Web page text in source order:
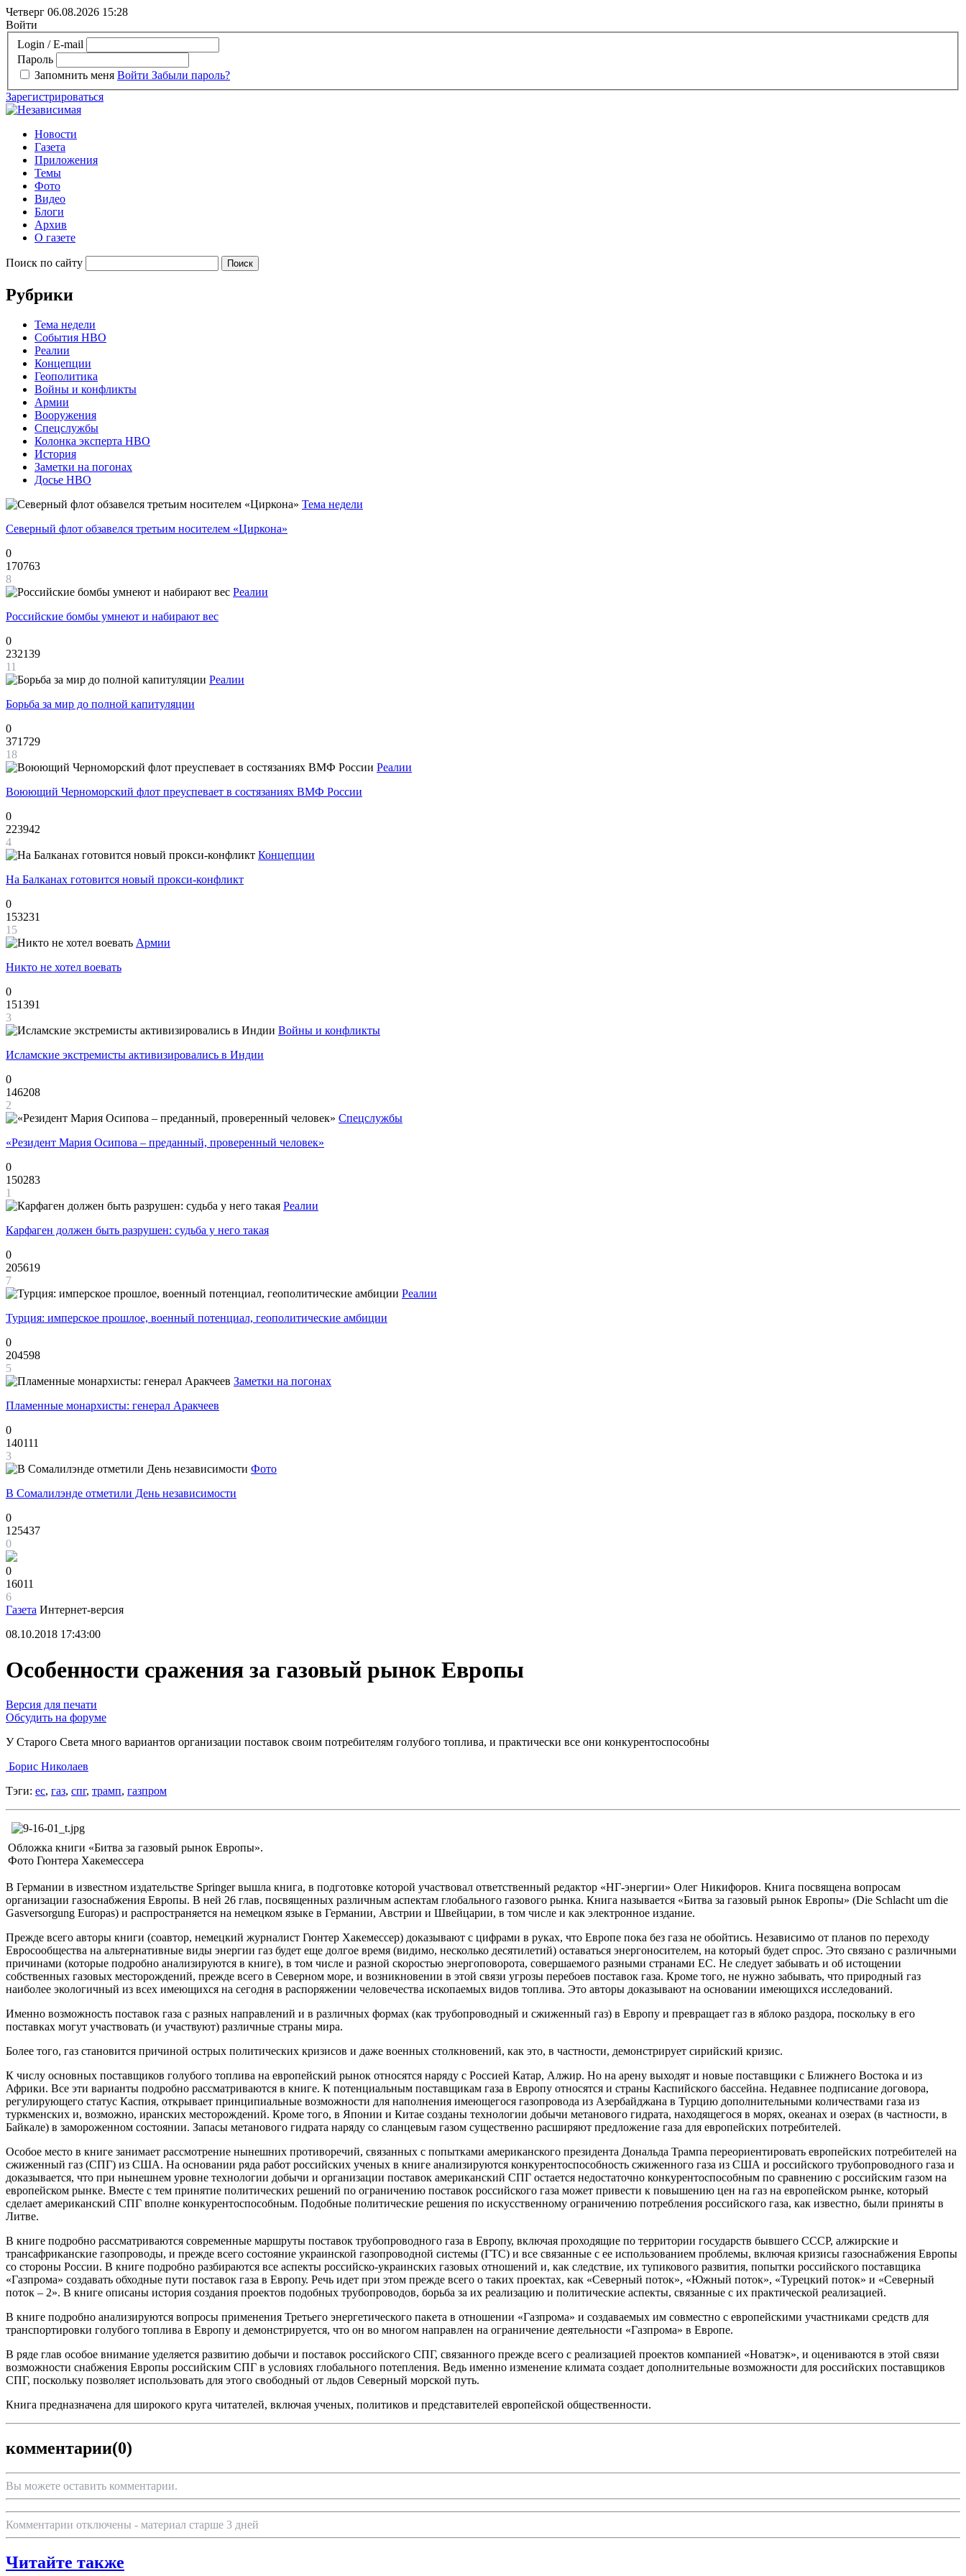
Четверг 06.08.2026 15:28
Войти
Login / E-mail
Пароль
Запомнить меня Войти Забыли пароль?
Зарегистрироваться
Новости
Газета
Приложения
Темы
Фото
Видео
Блоги
Архив
О газете
Поиск по сайту
Рубрики
Тема недели
События НВО
Реалии
Концепции
Геополитика
Войны и конфликты
Армии
Вооружения
Спецслужбы
Колонка эксперта НВО
История
Заметки на погонах
Досье НВО
Тема недели
Северный флот обзавелся третьим носителем «Циркона»
0
170763
8
Реалии
Российские бомбы умнеют и набирают вес
0
232139
11
Реалии
Борьба за мир до полной капитуляции
0
371729
18
Реалии
Воюющий Черноморский флот преуспевает в состязаниях ВМФ России
0
223942
4
Концепции
На Балканах готовится новый прокси-конфликт
0
153231
15
Армии
Никто не хотел воевать
0
151391
3
Войны и конфликты
Исламские экстремисты активизировались в Индии
0
146208
2
Спецслужбы
«Резидент Мария Осипова – преданный, проверенный человек»
0
150283
1
Реалии
Карфаген должен быть разрушен: судьба у него такая
0
205619
7
Реалии
Турция: имперское прошлое, военный потенциал, геополитические амбиции
0
204598
5
Заметки на погонах
Пламенные монархисты: генерал Аракчеев
0
140111
3
Фото
В Сомалилэнде отметили День независимости
0
125437
0
0
16011
6
Газета Интернет-версия
08.10.2018 17:43:00
Особенности сражения за газовый рынок Европы
Версия для печати
Обсудить на форуме
У Старого Света много вариантов организации поставок своим потребителям голубого топлива, и практически все они конкурентоспособны
Борис Николаев
Тэги: ес, газ, спг, трамп, газпром
Обложка книги «Битва за газовый рынок Европы».
Фото Гюнтера Хакемессера
В Германии в известном издательстве Springer вышла книга, в подготовке которой участвовал ответственный редактор «НГ-энергии» Олег Никифоров. Книга посвящена вопросам
организации газоснабжения Европы. В ней 26 глав, посвященных различным аспектам глобального газового рынка. Книга называется «Битва за газовый рынок Европы» (Die Schlacht um die
Gasversorgung Europas) и распространяется на немецком языке в Германии, Австрии и Швейцарии, в том числе и как электронное издание.
Прежде всего авторы книги (соавтор, немецкий журналист Гюнтер Хакемессер) доказывают с цифрами в руках, что Европе пока без газа не обойтись. Независимо от планов по переходу
Евросообщества на альтернативные виды энергии газ будет еще долгое время (видимо, несколько десятилетий) оставаться энергоносителем, на который будет спрос. Это связано с различными
причинами (которые подробно анализируются в книге), в том числе и разной скоростью энергоповорота, совершаемого разными странами ЕС. Не следует забывать и об истощении
собственных газовых месторождений, прежде всего в Северном море, и возникновении в этой связи угрозы перебоев поставок газа. Кроме того, не нужно забывать, что природный газ
наиболее экологичный из всех имеющихся на сегодня в распоряжении человечества ископаемых видов топлива. Это авторы доказывают на основании имеющихся исследований.
Именно возможность поставок газа с разных направлений и в различных формах (как трубопроводный и сжиженный газ) в Европу и превращает газ в яблоко раздора, поскольку в его
поставках могут участвовать (и участвуют) различные страны мира.
Более того, газ становится причиной острых политических кризисов и даже военных столкновений, как это, в частности, демонстрирует сирийский кризис.
К числу основных поставщиков голубого топлива на европейский рынок относятся наряду с Россией Катар, Алжир. Но на арену выходят и новые поставщики с Ближнего Востока и из
Африки. Все эти варианты подробно рассматриваются в книге. К потенциальным поставщикам газа в Европу относятся и страны Каспийского бассейна. Недавнее подписание договора,
регулирующего статус Каспия, открывает принципиальные возможности для наполнения имеющегося газопровода из Азербайджана в Турцию дополнительными количествами газа из
туркменских и, возможно, иранских месторождений. Кроме того, в Японии и Китае созданы технологии добычи метанового гидрата, находящегося в морях, океанах и озерах (в частности, в
Байкале) в замороженном состоянии. Запасы метанового гидрата наряду со сланцевым газом существенно расширяют предложение газа для европейских потребителей.
Особое место в книге занимает рассмотрение нынешних противоречий, связанных с попытками американского президента Дональда Трампа переориентировать европейских потребителей на
сжиженный газ (СПГ) из США. На основании ряда работ российских ученых в книге анализируются конкурентоспособность сжиженного газа из США и российского трубопроводного газа и
доказывается, что при нынешнем уровне технологии добычи и организации поставок американский СПГ остается недостаточно конкурентоспособным по сравнению с российским газом на
европейском рынке. Вместе с тем принятие политических решений по ограничению поставок российского газа может привести к повышению цен на газ на европейском рынке, который
сделает американский СПГ вполне конкурентоспособным. Подобные политические решения по искусственному ограничению потребления российского газа, как известно, были приняты в
Литве.
В книге подробно рассматриваются современные маршруты поставок трубопроводного газа в Европу, включая проходящие по территории государств бывшего СССР, алжирские и
трансафриканские газопроводы, и прежде всего состояние украинской газопроводной системы (ГТС) и все связанные с ее использованием проблемы, включая кризисы газоснабжения Европы
со стороны России. В книге подробно разбираются все аспекты российско-украинских газовых отношений и, как следствие, их тупикового развития, попытки российского поставщика
«Газпрома» создавать обходные пути поставок газа в Европу. Речь идет при этом прежде всего о таких проектах, как «Северный поток», «Южный поток», «Турецкий поток» и «Северный
поток – 2». В книге описаны история создания проектов подобных трубопроводов, борьба за их реализацию и политические аспекты, связанные с их практической реализацией.
В книге подробно анализируются вопросы применения Третьего энергетического пакета в отношении «Газпрома» и создаваемых им совместно с европейскими участниками средств для
транспортировки голубого топлива в Европу и демонстрируется, что он во многом направлен на ограничение деятельности «Газпрома» в Европе.
В ряде глав особое внимание уделяется развитию добычи и поставок российского СПГ, связанного прежде всего с реализацией проектов компанией «Новатэк», и оцениваются в этой связи
возможности снабжения Европы российским СПГ в условиях глобального потепления. Ведь именно изменение климата создает дополнительные возможности для российских поставщиков
СПГ, поскольку позволяет использовать для этого свободный от льдов Северный морской путь.
Книга предназначена для широкого круга читателей, включая ученых, политиков и представителей европейской общественности.
комментарии(0)
Вы можете оставить комментарии.
Комментарии отключены - материал старше 3 дней
Читайте также